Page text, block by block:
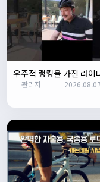
쏭박17:24:22
쏭박17:24:35
Leepi02:57:35
1
알루미 06:16:14
우주적 랭킹을 가진 라이
관리자